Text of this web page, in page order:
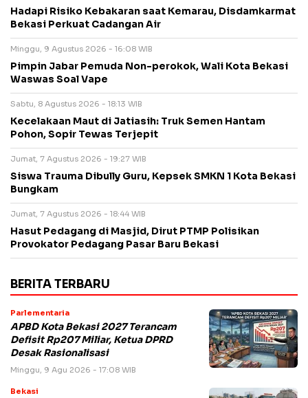
Hadapi Risiko Kebakaran saat Kemarau, Disdamkarmat
Bekasi Perkuat Cadangan Air
Minggu, 9 Agustus 2026 - 16:08 WIB
Pimpin Jabar Pemuda Non-perokok, Wali Kota Bekasi
Waswas Soal Vape
Sabtu, 8 Agustus 2026 - 18:13 WIB
Kecelakaan Maut di Jatiasih: Truk Semen Hantam
Pohon, Sopir Tewas Terjepit
Jumat, 7 Agustus 2026 - 19:27 WIB
Siswa Trauma Dibully Guru, Kepsek SMKN 1 Kota Bekasi
Bungkam
Jumat, 7 Agustus 2026 - 18:44 WIB
Hasut Pedagang di Masjid, Dirut PTMP Polisikan
Provokator Pedagang Pasar Baru Bekasi
BERITA TERBARU
Parlementaria
APBD Kota Bekasi 2027 Terancam
Defisit Rp207 Miliar, Ketua DPRD
Desak Rasionalisasi
Minggu, 9 Agu 2026 - 17:08 WIB
Bekasi